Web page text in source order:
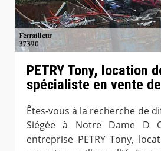
PETRY Tony, location
spécialiste en vente
Êtes-vous à la recherche de
Siégée à Notre Dame D
entreprise PETRY Tony,